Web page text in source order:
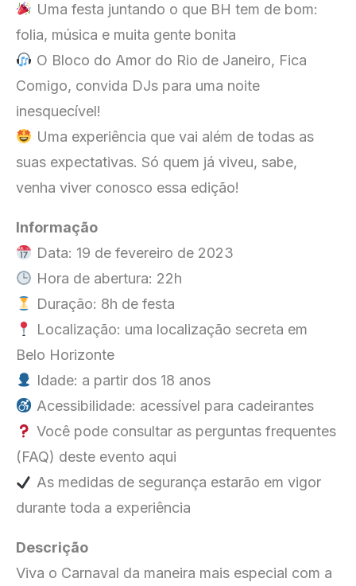
Uma festa juntando o que BH tem de bom:
folia, música e muita gente bonita
O Bloco do Amor do Rio de Janeiro, Fica
Comigo, convida DJs para uma noite
inesquecível!
Uma experiência que vai além de todas as
suas expectativas. Só quem já viveu, sabe,
venha viver conosco essa edição!
Informação
Data: 19 de fevereiro de 2023
Hora de abertura: 22h
Duração: 8h de festa
Localização: uma localização secreta em
Belo Horizonte
Idade: a partir dos 18 anos
Acessibilidade: acessível para cadeirantes
Você pode consultar as perguntas frequentes
(FAQ) deste evento aqui
As medidas de segurança estarão em vigor
durante toda a experiência
Descrição
Viva o Carnaval da maneira mais especial com a